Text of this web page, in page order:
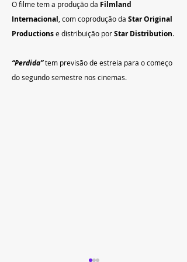
O filme tem a produção da Filmland
Internacional, com coprodução da Star Original
Productions e distribuição por Star Distribution.
“Perdida”tem previsão de estreia para o começo
do segundo semestre nos cinemas.